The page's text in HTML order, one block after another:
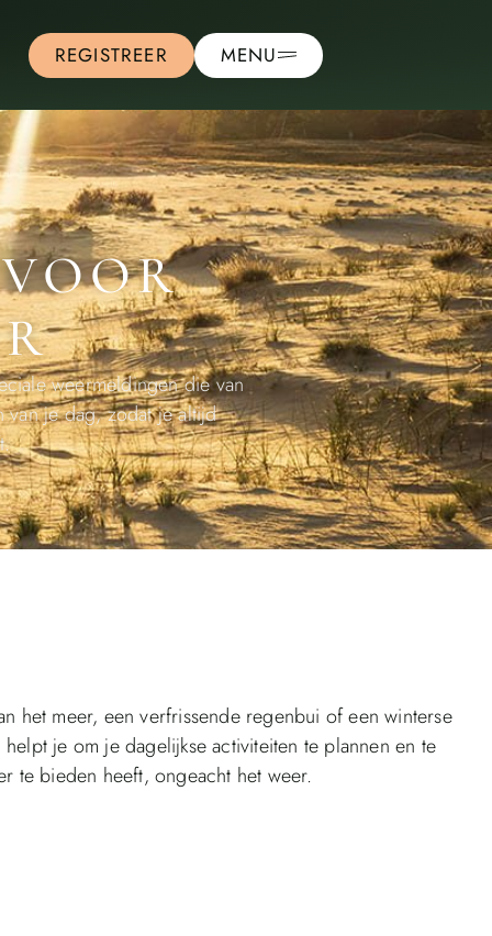
REGISTREER MENU
weermeldingen die van
je dag, zodat je altijd
het meer, een verfrissende regenbui of een winterse
je om je dagelijkse activiteiten te plannen en te
te bieden heeft, ongeacht het weer.